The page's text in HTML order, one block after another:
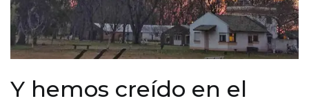
Y hemos creído en el